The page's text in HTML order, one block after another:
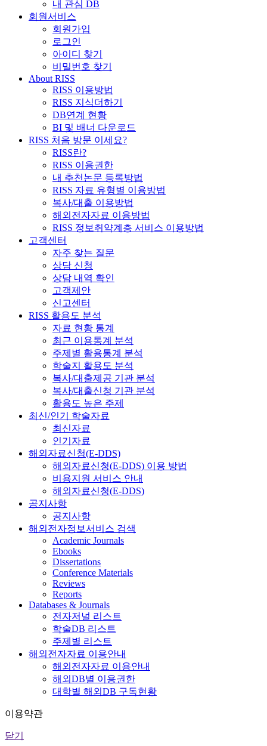
내 관심 DB
회원서비스
회원가입
로그인
아이디 찾기
비밀번호 찾기
About RISS
RISS 이용방법
RISS 지식더하기
DB연계 현황
BI 및 배너 다운로드
RISS 처음 방문 이세요?
RISS란?
RISS 이용권한
내 추천논문 등록방법
RISS 자료 유형별 이용방법
복사/대출 이용방법
해외전자자료 이용방법
RISS 정보취약계층 서비스 이용방법
고객센터
자주 찾는 질문
상담 신청
상담 내역 확인
고객제안
신고센터
RISS 활용도 분석
자료 현황 통계
최근 이용통계 분석
주제별 활용통계 분석
학술지 활용도 분석
복사/대출제공 기관 분석
복사/대출신청 기관 분석
활용도 높은 주제
최신/인기 학술자료
최신자료
인기자료
해외자료신청(E-DDS)
해외자료신청(E-DDS) 이용 방법
비용지원 서비스 안내
해외자료신청(E-DDS)
공지사항
공지사항
해외전자정보서비스 검색
Academic Journals
Ebooks
Dissertations
Conference Materials
Reviews
Reports
Databases & Journals
전자저널 리스트
학술DB 리스트
주제별 리스트
해외전자자료 이용안내
해외전자자료 이용안내
해외DB별 이용권한
대학별 해외DB 구독현황
이용약관
닫기